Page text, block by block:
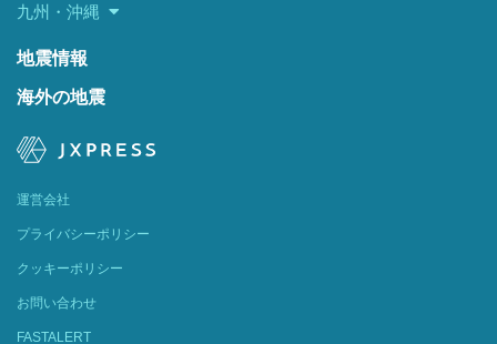
九州・沖縄
地震情報
海外の地震
運営会社
プライバシーポリシー
クッキーポリシー
お問い合わせ
FASTALERT